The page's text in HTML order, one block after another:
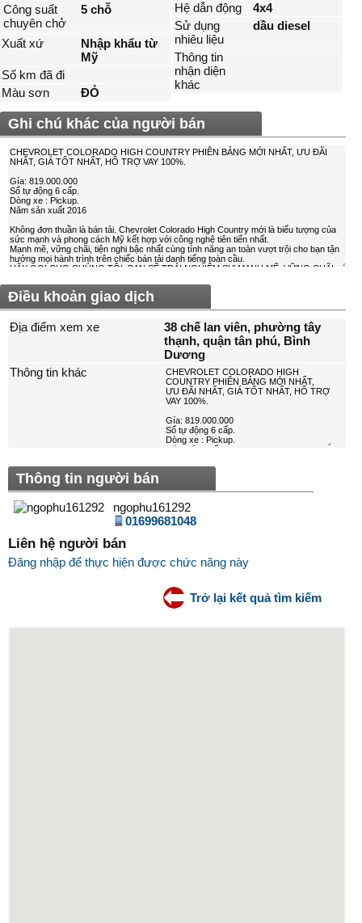
Công suất
chuyên chở
5 chỗ
Xuất xứ
Nhập khẩu từ
Mỹ
Số km đã đi
Màu sơn
ĐỎ
Hệ dẫn động
4x4
Sử dụng
nhiêu liệu
dầu diesel
Thông tin
nhận diện
khác
Ghi chú khác của người bán
Điều khoản giao dịch
Địa điểm xem xe
38 chế lan viên, phường tây
thạnh, quận tân phú, Bình
Dương
Thông tin khác
Thông tin người bán
ngophu161292
01699681048
Liên hệ người bán
Đăng nhập để thực hiện được chức năng này
Trở lại kết quả tìm kiếm